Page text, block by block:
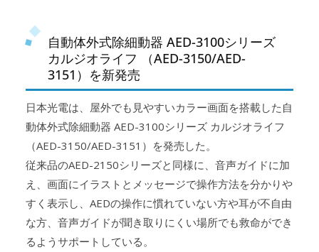
自動体外式除細動器 AED-3100シリーズ
カルジオライフ （AED-3150/AED-
3151）を新発売
日本光電は、屋外でも見やすいカラー画面を搭載した自
動体外式除細動器 AED-3100シリーズ カルジオライフ
（AED-3150/AED-3151）を発売した。
従来品のAED-2150シリーズと同様に、音声ガイドに加
え、画面にイラストとメッセージで操作方法を分かりや
すく表示し、AEDの操作に慣れていない方や耳が不自由
な方、音声ガイドが聞き取りにくい場所でも救命ができ
るようサポートしている。